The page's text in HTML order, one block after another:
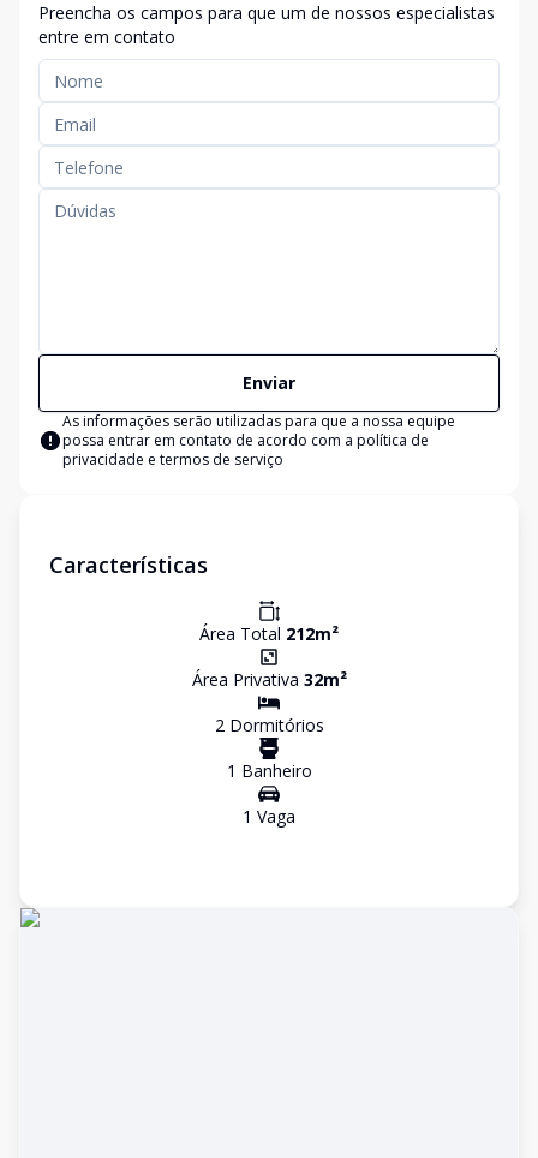
Preencha os campos para que um de nossos especialistas
entre em contato
Enviar
As informações serão utilizadas para que a nossa equipe
possa entrar em contato de acordo com a política de
privacidade e termos de serviço
Características
Área Total 212m²
Área Privativa 32m²
2Dormitórios
1 Banheiro
1 Vaga